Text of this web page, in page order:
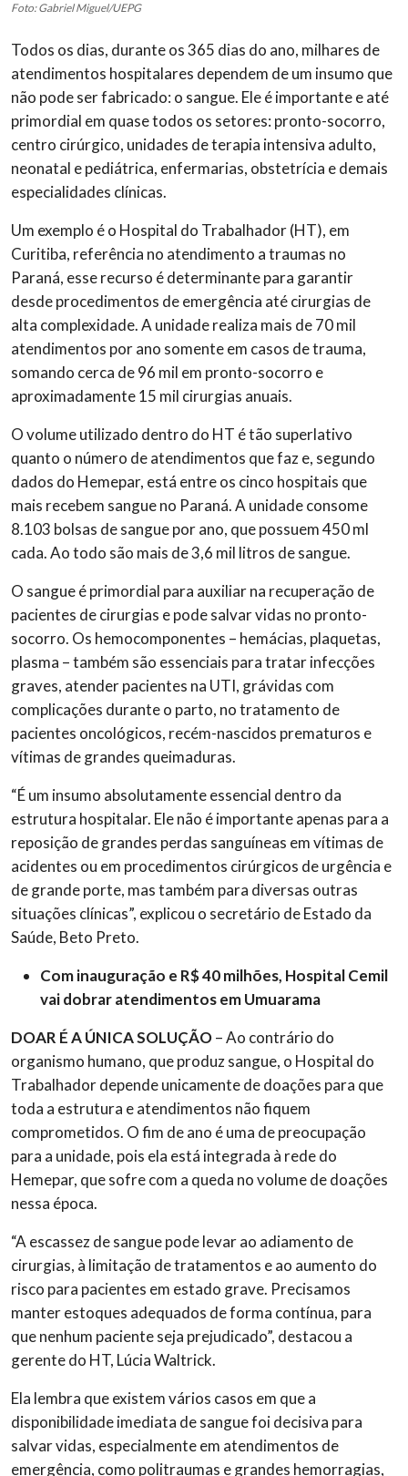
Foto: Gabriel Miguel/UEPG
Todos os dias, durante os 365 dias do ano, milhares de
atendimentos hospitalares dependem de um insumo que
não pode ser fabricado: o sangue. Ele é importante e até
primordial em quase todos os setores: pronto-socorro,
centro cirúrgico, unidades de terapia intensiva adulto,
neonatal e pediátrica, enfermarias, obstetrícia e demais
especialidades clínicas.
Um exemplo é o Hospital do Trabalhador (HT), em
Curitiba, referência no atendimento a traumas no
Paraná, esse recurso é determinante para garantir
desde procedimentos de emergência até cirurgias de
alta complexidade. A unidade realiza mais de 70 mil
atendimentos por ano somente em casos de trauma,
somando cerca de 96 mil em pronto-socorro e
aproximadamente 15 mil cirurgias anuais.
O volume utilizado dentro do HT é tão superlativo
quanto o número de atendimentos que faz e, segundo
dados do Hemepar, está entre os cinco hospitais que
mais recebem sangue no Paraná. A unidade consome
8.103 bolsas de sangue por ano, que possuem 450 ml
cada. Ao todo são mais de 3,6 mil litros de sangue.
O sangue é primordial para auxiliar na recuperação de
pacientes de cirurgias e pode salvar vidas no pronto-
socorro. Os hemocomponentes – hemácias, plaquetas,
plasma – também são essenciais para tratar infecções
graves, atender pacientes na UTI, grávidas com
complicações durante o parto, no tratamento de
pacientes oncológicos, recém-nascidos prematuros e
vítimas de grandes queimaduras.
“É um insumo absolutamente essencial dentro da
estrutura hospitalar. Ele não é importante apenas para a
reposição de grandes perdas sanguíneas em vítimas de
acidentes ou em procedimentos cirúrgicos de urgência e
de grande porte, mas também para diversas outras
situações clínicas”, explicou o secretário de Estado da
Saúde, Beto Preto.
Com inauguração e R$ 40 milhões, Hospital Cemil
vai dobrar atendimentos em Umuarama
DOAR É A ÚNICA SOLUÇÃO– Ao contrário do
organismo humano, que produz sangue, o Hospital do
Trabalhador depende unicamente de doações para que
toda a estrutura e atendimentos não fiquem
comprometidos. O fim de ano é uma de preocupação
para a unidade, pois ela está integrada à rede do
Hemepar, que sofre com a queda no volume de doações
nessa época.
“A escassez de sangue pode levar ao adiamento de
cirurgias, à limitação de tratamentos e ao aumento do
risco para pacientes em estado grave. Precisamos
manter estoques adequados de forma contínua, para
que nenhum paciente seja prejudicado”, destacou a
gerente do HT, Lúcia Waltrick.
Ela lembra que existem vários casos em que a
disponibilidade imediata de sangue foi decisiva para
salvar vidas, especialmente em atendimentos de
emergência, como politraumas e grandes hemorragias,